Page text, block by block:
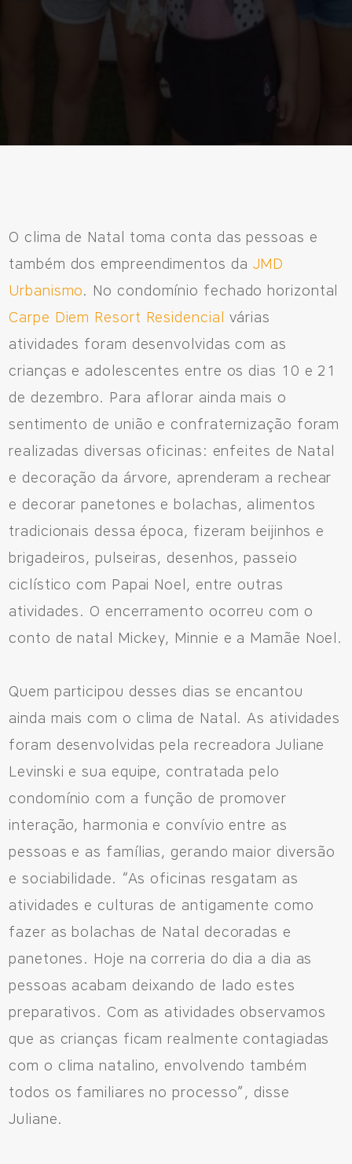
Avenida Eiffel, 819 - Aquarela das Artes Bairro Planejado,
Razão Social: Jmd Hamoa Urbanismo Ltda
CNPJ: 04.536.786/0001-17
Sinop/MT - 78.555-453
66 3531 9505
Fale pelo WhastApp
556692085083
O clima de Natal toma conta das pessoas e
também dos empreendimentos da JMD
Urbanismo. No condomínio fechado horizontal
Carpe Diem Resort Residencial várias
atividades foram desenvolvidas com as
crianças e adolescentes entre os dias 10 e 21
de dezembro. Para aflorar ainda mais o
sentimento de união e confraternização foram
realizadas diversas oficinas: enfeites de Natal
e decoração da árvore, aprenderam a rechear
e decorar panetones e bolachas, alimentos
tradicionais dessa época, fizeram beijinhos e
brigadeiros, pulseiras, desenhos, passeio
ciclístico com Papai Noel, entre outras
atividades. O encerramento ocorreu com o
conto de natal Mickey, Minnie e a Mamãe Noel.
Quem participou desses dias se encantou
ainda mais com o clima de Natal. As atividades
foram desenvolvidas pela recreadora Juliane
Levinski e sua equipe, contratada pelo
condomínio com a função de promover
interação, harmonia e convívio entre as
pessoas e as famílias, gerando maior diversão
e sociabilidade. “As oficinas resgatam as
atividades e culturas de antigamente como
fazer as bolachas de Natal decoradas e
panetones. Hoje na correria do dia a dia as
pessoas acabam deixando de lado estes
preparativos. Com as atividades observamos
que as crianças ficam realmente contagiadas
com o clima natalino, envolvendo também
todos os familiares no processo”, disse
Juliane.